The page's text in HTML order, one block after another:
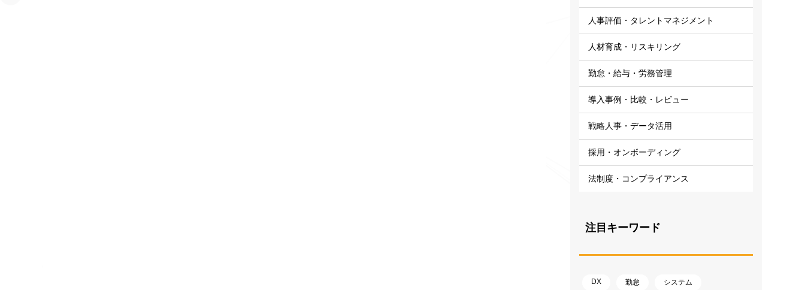
人事評価・タレントマネジメント
人材育成・リスキリング
勤怠・給与・労務管理
導入事例・比較・レビュー
戦略人事・データ活用
採用・オンボーディング
法制度・コンプライアンス
注目キーワード
DX 勤怠 システム